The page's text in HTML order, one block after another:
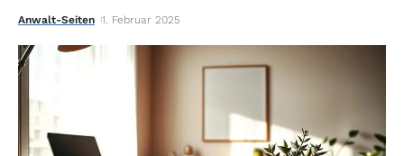
Anwalt-Seiten 1. Februar 2025